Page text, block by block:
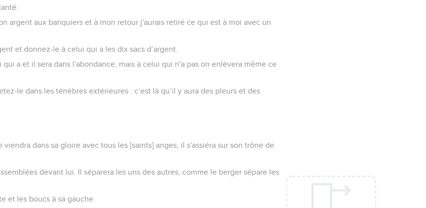
argent aux banquiers et à mon retour j'aurais retiré ce qui est à moi avec un
et donnez-le à celui qui a les dix sacs d’argent.
a et il sera dans l'abondance, mais à celui qui n'a pas on enlèvera même ce
le dans les ténèbres extérieures : c’est là qu’il y aura des pleurs et des
viendra dans sa gloire avec tous les [saints] anges, il s'assiéra sur son trône de
devant lui. Il séparera les uns des autres, comme le berger sépare les
et les boucs à sa gauche.